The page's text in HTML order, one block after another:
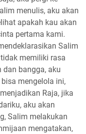
menulis, aku akan
apakah kau akan
pertama kami.
Salim
memiliki rasa
bangga, aku
mengelola ini,
Raja, jika
aku akan
Salim melakukan
mengatakan,